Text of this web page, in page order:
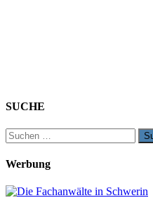
SUCHE
Suchen
nach:
Werbung